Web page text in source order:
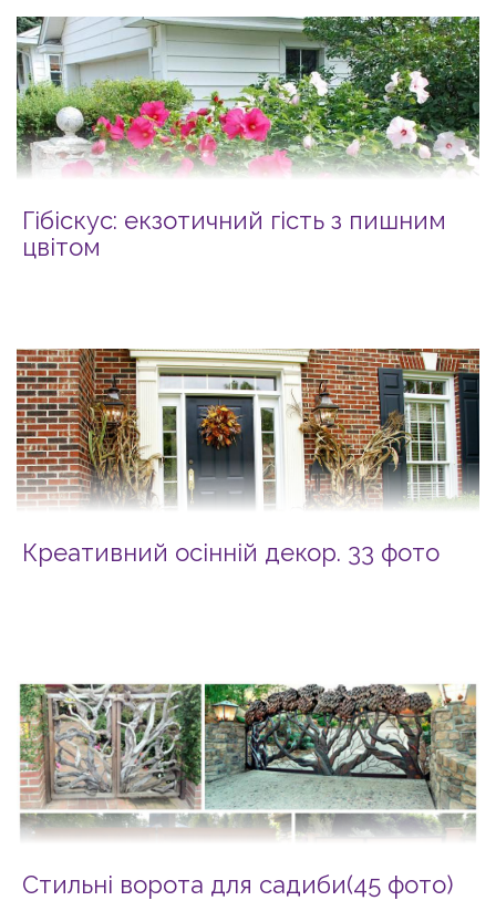
Гібіскус: екзотичний гість з пишним
цвітом
Креативний осінній декор. 33 фото
Cтильні ворота для садиби(45 фото)